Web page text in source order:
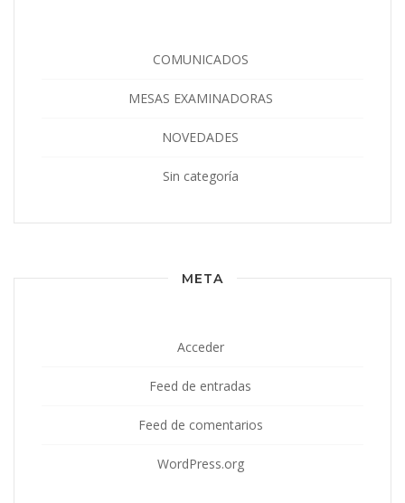
COMUNICADOS
MESAS EXAMINADORAS
NOVEDADES
Sin categoría
META
Acceder
Feed de entradas
Feed de comentarios
WordPress.org